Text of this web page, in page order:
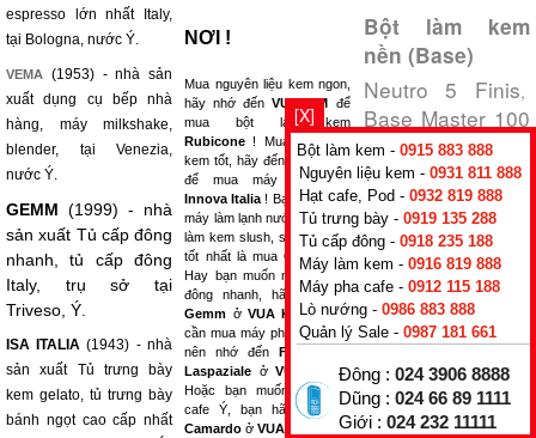
espresso lớn nhất Italy,
tại Bologna, nước Ý.
VEMA
(1953) - nhà sản
xuất dụng cụ bếp nhà
hàng, máy milkshake,
blender, tại Venezia,
nước Ý.
GEMM (1999) - nhà
sản xuất Tủ cấp đông
nhanh, tủ cấp đông
Italy, trụ sở tại
Triveso, Ý.
ISA ITALIA (1943) - nhà
sản xuất Tủ trưng bày
kem gelato, tủ trưng bày
bánh ngọt cao cấp nhất
NƠI !
Mua nguyên liệu kem ngon,
hãy nhớ đếnVUAKEM
để
mua bột làm kem
Rubicone ! Mua máy làm
kem tốt, hãy đến
VUA KEM
để mua máy làm kem
Innova Italia ! Bạn cần mua
máy làm lạnh nước hay máy
làm kem slush, sự lựa chọn
tốt nhất là muaCofrimell!
Hay bạn muốn mua tủ cấp
đông nhanh, hãy nghĩ tới
Gemm ởVUA KEM! Bạn
cần mua máy pha cafe, bạn
nên nhớ đến
Fracino và
Laspaziale ởVUA KEM!
Hoặc bạn muốn mua hạt
cafe Ý, bạn hãy nghĩ tới
Camardo ởVUA KEM
Bột làm kem
nền (Base)
Neutro 5 Finis,
Base Master 100
CF,Base
Planetaria,
Máy rửa chén
bát
(dishwasher)
Topping, sirup,
Pure
Banana Topping
Mango Topping
[X]
Bột làm kem - 0915 883 888
Nguyên liệu kem - 0931 811 888
Hạt cafe, Pod - 0932 819 888
Tủ trưng bày - 0919 135 288
Tủ cấp đông - 0918 235 188
Máy làm kem - 0916 819 888
Máy pha cafe - 0912 115 188
Lò nướng - 0986 883 888
Quản lý Sale - 0987 181 661
Đông : 024 3906 8888
Dũng : 024 66 89 1111
Giới : 024 232 11111